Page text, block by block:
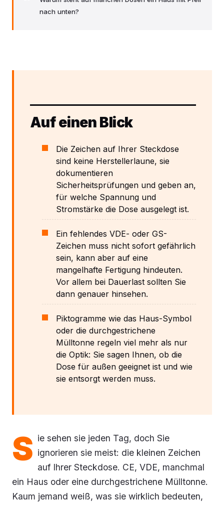
nach unten?
Auf einen Blick
Die Zeichen auf Ihrer Steckdose
sind keine Herstellerlaune, sie
dokumentieren
Sicherheitsprüfungen und geben an,
für welche Spannung und
Stromstärke die Dose ausgelegt ist.
Ein fehlendes VDE- oder GS-
Zeichen muss nicht sofort gefährlich
sein, kann aber auf eine
mangelhafte Fertigung hindeuten.
Vor allem bei Dauerlast sollten Sie
dann genauer hinsehen.
Piktogramme wie das Haus-Symbol
oder die durchgestrichene
Mülltonne regeln viel mehr als nur
die Optik: Sie sagen Ihnen, ob die
Dose für außen geeignet ist und wie
sie entsorgt werden muss.
S ie sehen sie jeden Tag, doch Sie
ignorieren sie meist: die kleinen Zeichen
auf Ihrer Steckdose. CE, VDE, manchmal
ein Haus oder eine durchgestrichene Mülltonne.
Kaum jemand weiß, was sie wirklich bedeuten,